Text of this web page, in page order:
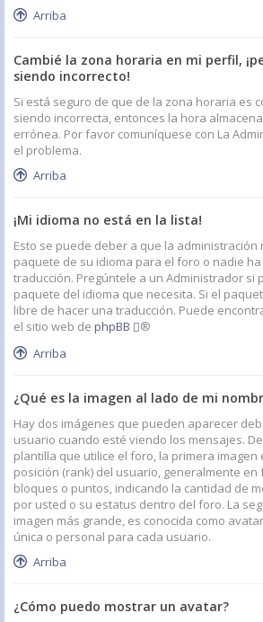
Arriba
Cambié la zona horaria en mi perfil,
siendo incorrecto!
Si está seguro de que de la zona horaria es
siendo incorrecta, entonces la hora
errónea. Por favor comuníquese con La
el problema.
Arriba
¡Mi idioma no está en la lista!
Esto se puede deber a que la administración
paquete de su idioma para el foro o nadie
traducción. Pregúntele a un Administrador si
paquete del idioma que necesita. Si el
libre de hacer una traducción. Puede
el sitio web de phpBB
®
Arriba
¿Qué es la imagen al lado de mi
Hay dos imágenes que pueden aparecer
usuario cuando esté viendo los mensajes.
plantilla que utilice el foro, la primera imagen
posición (rank) del usuario, generalmente
bloques o puntos, indicando la cantidad de
por usted o su estatus dentro del foro. La
imagen más grande, es conocida como
única o personal para cada usuario.
Arriba
¿Cómo puedo mostrar un avatar?